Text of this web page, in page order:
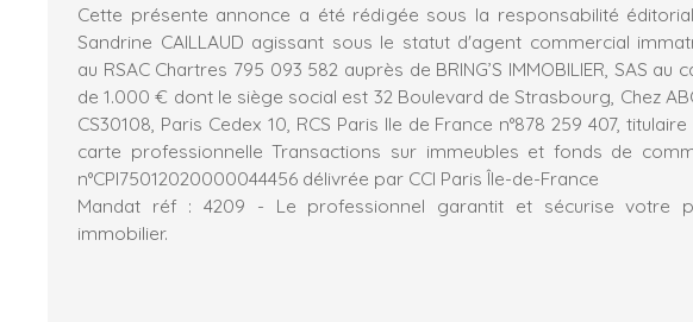
Cette présente annonce a été rédigée sous la responsabilité
Sandrine CAILLAUD agissant sous le statut d'agent commercial
au RSAC Chartres 795 093 582 auprès de BRING’S IMMOBILIER, SAS au
de 1.000 € dont le siège social est 32 Boulevard de Strasbourg, Chez
CS30108, Paris Cedex 10, RCS Paris Ile de France n°878 259 407,
carte professionnelle Transactions sur immeubles et fonds de
n°CPI75012020000044456 délivrée par CCI Paris Île-de-France
Mandat réf : 4209 - Le professionnel garantit et sécurise votre
immobilier.